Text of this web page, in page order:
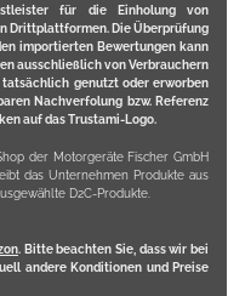
für die Einholung von
Drittplattformen. Die Überprüfung
importierten Bewertungen kann
ausschließlich von Verbrauchern
genutzt oder erworben
Nachverfolung bzw. Referenz
auf das Trustami-Logo.
der Motorgeräte Fischer GmbH
das Unternehmen Produkte aus
D2C-Produkte.
. Bitte beachten Sie, dass wir bei
andere Konditionen und Preise